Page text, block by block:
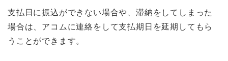
支払日に振込ができない場合や、滞納をしてしまった
場合は、アコムに連絡をして支払期日を延期してもら
うことができます。